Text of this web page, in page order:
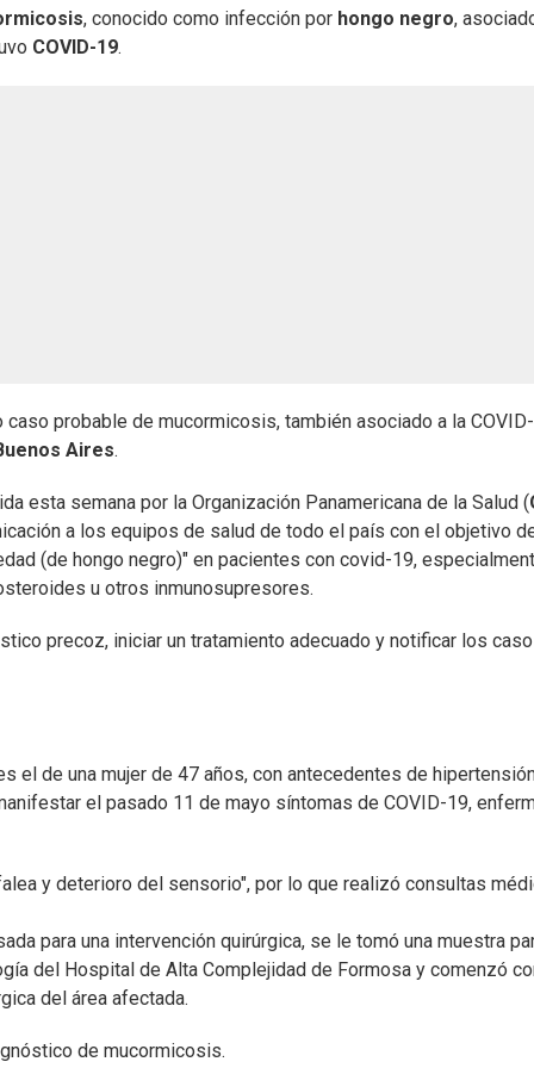
, conocido como infección por hongo negro,
COVID-19.
probable de mucormicosis, también asociado a la
Aires.
esta semana por la Organización Panamericana de la Salud (
a los equipos de salud de todo el país con el objetivo
(de hongo negro)" en pacientes con covid-19,
u otros inmunosupresores.
precoz, iniciar un tratamiento adecuado y notificar los
el de una mujer de 47 años, con antecedentes de
el pasado 11 de mayo síntomas de COVID-19,
y deterioro del sensorio", por lo que realizó consultas
para una intervención quirúrgica, se le tomó una muestra
del Hospital de Alta Complejidad de Formosa y comenzó
del área afectada.
de mucormicosis.